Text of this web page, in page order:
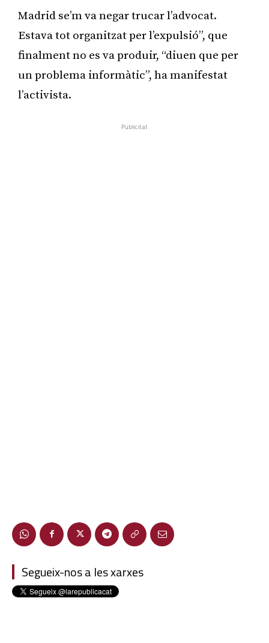
Madrid se’m va negar trucar l’advocat.
Estava tot organitzat per l’expulsió”, que
finalment no es va produir, “diuen que per
un problema informàtic”, ha manifestat
l’activista.
Publicitat
Segueix-nos a les xarxes